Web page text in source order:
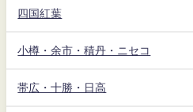
四国紅葉
小樽・余市・積丹・ニセコ
帯広・十勝・日高